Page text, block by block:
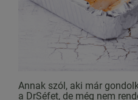
Annak szól, aki már
a DrSéfet, de még nem